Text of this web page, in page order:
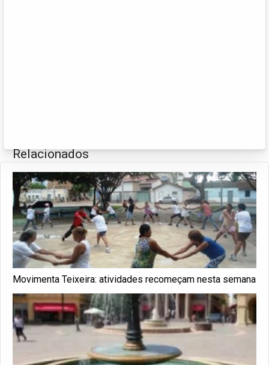
Relacionados
Movimenta Teixeira: atividades recomeçam nesta semana